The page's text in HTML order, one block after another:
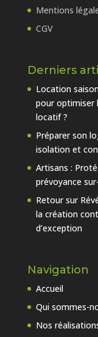
Mentions
CGV
Derniers
Location
pour optimiser
locatif ?
Préparer son
isolation et
Artisans :
prévoyance
Retour sur
la création
d’exception
Navigation
Accueil
Qui sommes-
Nos